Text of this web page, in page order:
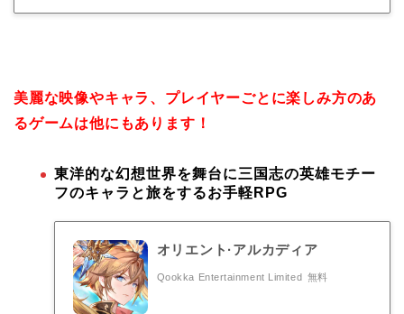
美麗な映像やキャラ、プレイヤーごとに楽しみ方のあ
るゲームは他にもあります！
東洋的な幻想世界を舞台に三国志の英雄モチー
フのキャラと旅をするお手軽RPG
オリエント·アルカディア
Qookka Entertainment Limited 無料